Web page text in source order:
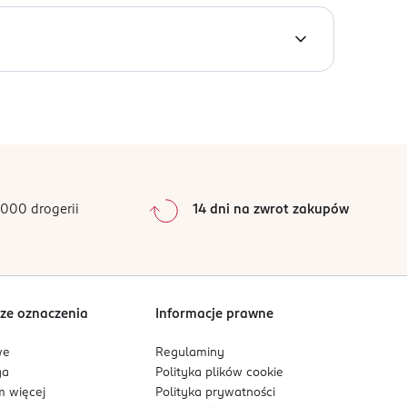
nie jest przeznaczony dla osób poniżej 16
jeśli: na twarzy występuje wysypka lub
wystąpiła reakcja na tymczasowy
0%
Sortowanie wgdata: od najnowszej
drogerii 14 dni na zwrot zakupów
oznaczenia
więcej
Informacje prawne
Regulaminy
Polityka plikówcookie
Polityka prywatności